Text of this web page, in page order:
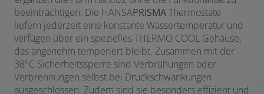
beeinträchtigen. Die HANSAPRISMAThermostate
liefern jederzeit eine konstante Wassertemperatur und
verfügen über ein spezielles THERMO COOL Gehäuse,
das angenehm temperiert bleibt. Zusammen mit der
38°C Sicherheitssperre sind Verbrühungen oder
Verbrennungen selbst bei Druckschwankungen
ausgeschlossen. Zudem sind sie besonders effizient und